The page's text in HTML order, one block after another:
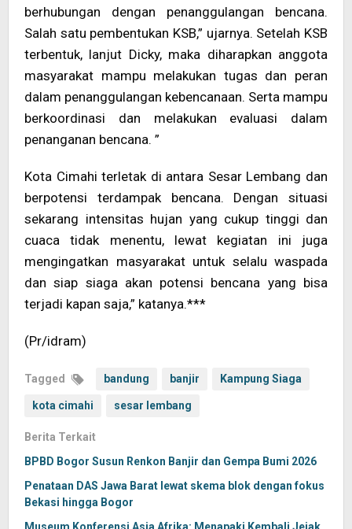
berhubungan dengan penanggulangan bencana.
Salah satu pembentukan KSB,” ujarnya. Setelah KSB
terbentuk, lanjut Dicky, maka diharapkan anggota
masyarakat mampu melakukan tugas dan peran
dalam penanggulangan kebencanaan. Serta mampu
berkoordinasi dan melakukan evaluasi dalam
penanganan bencana. ”
Kota Cimahi terletak di antara Sesar Lembang dan
berpotensi terdampak bencana. Dengan situasi
sekarang intensitas hujan yang cukup tinggi dan
cuaca tidak menentu, lewat kegiatan ini juga
mengingatkan masyarakat untuk selalu waspada
dan siap siaga akan potensi bencana yang bisa
terjadi kapan saja,” katanya.***
(Pr/idram)
Tagged bandung banjir Kampung Siaga
kota cimahi sesar lembang
Berita Terkait
BPBD Bogor Susun Renkon Banjir dan Gempa Bumi 2026
Penataan DAS Jawa Barat lewat skema blok dengan fokus
Bekasi hingga Bogor